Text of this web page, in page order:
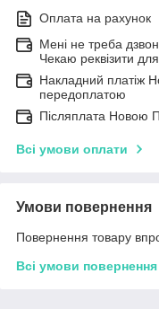
Оплата на рахунок
Мені не треба
Чекаю реквізити
Накладний платіж
передоплатою
Післяплата Новою
Всі умови оплати
Умови повернення
Повернення товару
Всі умови повернення